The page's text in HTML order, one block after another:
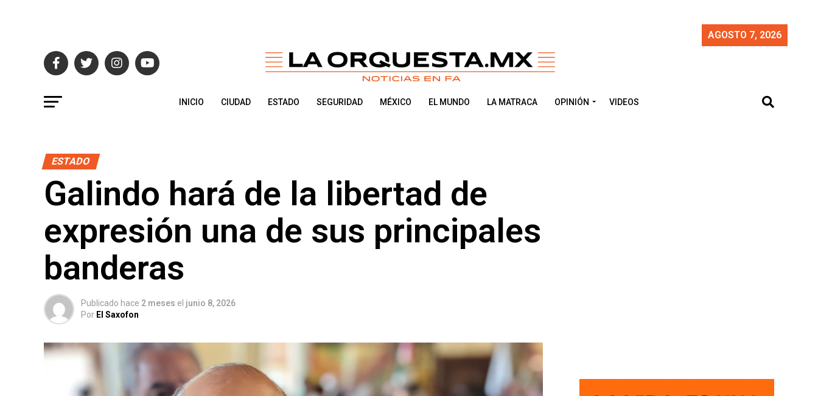
AGOSTO 7, 2026
INICIO CIUDAD ESTADO SEGURIDAD MÉXICO EL MUNDO LA MATRACA OPINIÓN VIDEOS
ESTADO
Galindo hará de la libertad de
expresión una de sus principales
banderas
Publicado hace 2 meses el junio 8, 2026
Por El Saxofon